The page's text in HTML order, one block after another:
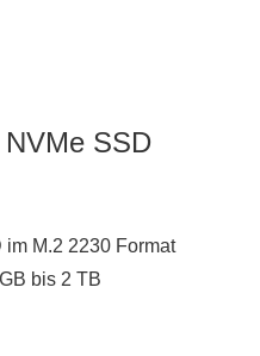
SSD
M.2 2230 Format
bis 2 TB